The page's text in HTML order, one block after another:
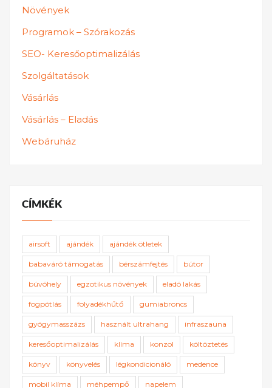
Növények
Programok – Szórakozás
SEO- Keresőoptimalizálás
Szolgáltatások
Vásárlás
Vásárlás – Eladás
Webáruház
CÍMKÉK
airsoft ajándék ajándék ötletek
babaváró támogatás bérszámfejtés bútor
búvóhely egzotikus növények eladó lakás
fogpótlás folyadékhűtő gumiabroncs
gyógymasszázs használt ultrahang infraszauna
keresőoptimalizálás klíma konzol költöztetés
könyv könyvelés légkondicionáló medence
mobil klíma méhpempő napelem